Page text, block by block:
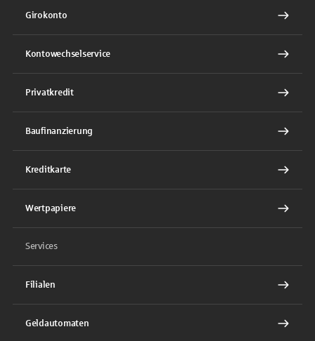
Girokonto
Kontowechselservice
Privatkredit
Baufinanzierung
Kreditkarte
Wertpapiere
Services
Filialen
Geldautomaten